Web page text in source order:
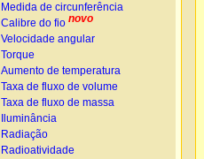
Medida de circunferência
Calibre do fio novo
Velocidade angular
Torque
Aumento de temperatura
Taxa de fluxo de volume
Taxa de fluxo de massa
Iluminância
Radiação
Radioatividade